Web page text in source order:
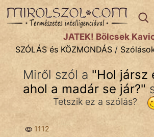
SZÓLÁS ÉS KÖZMONDÁStémák:
Bibliai
Közmondások
Szállóigék
JÁTÉK! Bölcsek
SZÓLÁS és KÖZMONDÁS /
Miről szól a "Hol jársz
ahol a madár se jár?"
Tetszik ez a szólás?
1112